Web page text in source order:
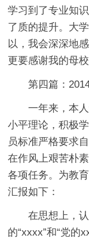
学习到了专业知
了质的提升。大
以，我会深深地
更要感谢我的母
第四篇：
一年来，本
小平理论，积极
员标准严格要求
在作风上艰苦朴
各项任务。为教
汇报如下：
在思想上，
的“xxxx”和“党的